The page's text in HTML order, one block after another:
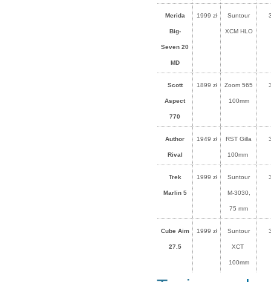
Merida
Big-
Seven 20
MD
1999 zł Suntour
XCM HLO
Scott
Aspect
770
1899 zł Zoom 565
100mm
Author
Rival
1949 zł RST Gilla
100mm
Trek
Marlin 5
1999 zł Suntour
M-3030,
75 mm
Cube Aim
27.5
1999 zł Suntour
XCT
100mm